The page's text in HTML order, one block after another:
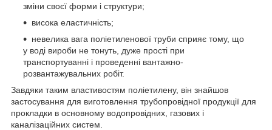
зміни своєї форми і структури;
висока еластичність;
невелика вага поліетиленової труби сприяє тому, що
у воді вироби не тонуть, дуже прості при
транспортуванні і проведенні вантажно-
розвантажувальних робіт.
Завдяки таким властивостям поліетилену, він знайшов
застосування для виготовлення трубопровідної продукції для
прокладки в основному водопровідних, газових і
каналізаційних систем.